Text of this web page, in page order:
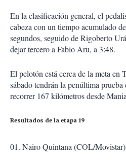
En la clasificación general, el
cabeza con un tiempo acumulado
segundos, seguido de Rigoberto
dejar tercero a Fabio Aru, a 3:48.
El pelotón está cerca de la meta en
sábado tendrán la penúltima prueba
recorrer 167 kilómetros desde
Resultados de la etapa 19
01. Nairo Quintana (COL/